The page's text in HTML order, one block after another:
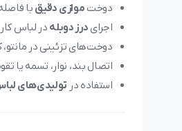
دوخت موازی دقیقبا
اجرای درز دوبلهدر لباس
دوخت‌های تزئینی در
اتصال بند، نوار، تسمه یا
استفاده در تولیدی‌های